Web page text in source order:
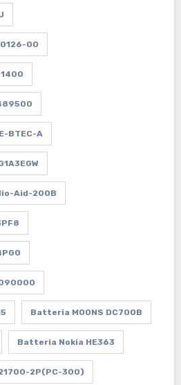
00
BTEC-A
Aid-200B
Batteria MOONS DC700B
Batteria Nokia HE363
2P(PC-300)